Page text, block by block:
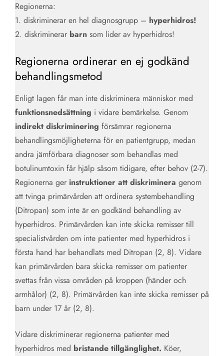
Regionerna:
1. diskriminerar en hel diagnosgrupp – hyperhidros!
2. diskriminerar barn som lider av hyperhidros!
Regionerna ordinerar en ej godkänd
behandlingsmetod
Enligt lagen får man inte diskriminera människor med
funktionsnedsättning i vidare bemärkelse. Genom
indirekt diskriminering försämrar regionerna
behandlingsmöjligheterna för en patientgrupp, medan
andra jämförbara diagnoser som behandlas med
botulinumtoxin får hjälp såsom tidigare, efter behov (2-7).
Regionerna ger instruktioner att diskriminera genom
att tvinga primärvården att ordinera systembehandling
(Ditropan) som inte är en godkänd behandling av
hyperhidros. Primärvården kan inte skicka remisser till
specialistvården om inte patienter med hyperhidros i
första hand har behandlats med Ditropan (2, 8). Vidare
kan primärvården bara skicka remisser om patienter
svettas från vissa områden på kroppen (händer och
armhålor) (2, 8). Primärvården kan inte skicka remisser på
barn under 17 år (2, 8).
Vidare diskriminerar regionerna patienter med
hyperhidros med bristande tillgänglighet. Köer,